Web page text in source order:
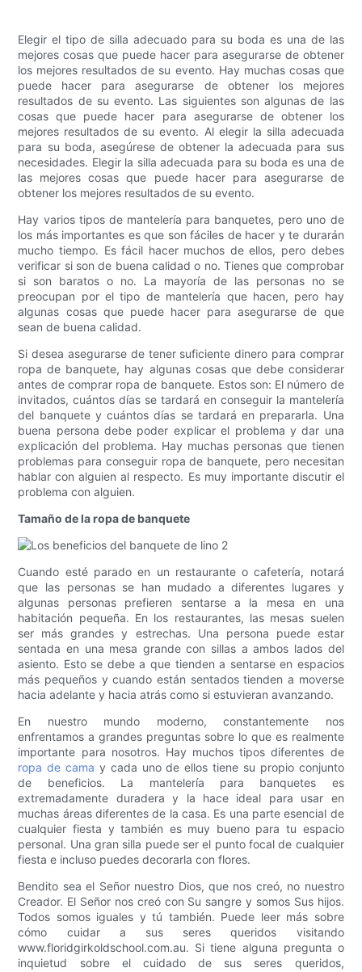
Elegir el tipo de silla adecuado para su boda es una de las
mejores cosas que puede hacer para asegurarse de obtener
los mejores resultados de su evento. Hay muchas cosas que
puede hacer para asegurarse de obtener los mejores
resultados de su evento. Las siguientes son algunas de las
cosas que puede hacer para asegurarse de obtener los
mejores resultados de su evento. Al elegir la silla adecuada
para su boda, asegúrese de obtener la adecuada para sus
necesidades. Elegir la silla adecuada para su boda es una de
las mejores cosas que puede hacer para asegurarse de
obtener los mejores resultados de su evento.
Hay varios tipos de mantelería para banquetes, pero uno de
los más importantes es que son fáciles de hacer y te durarán
mucho tiempo. Es fácil hacer muchos de ellos, pero debes
verificar si son de buena calidad o no. Tienes que comprobar
si son baratos o no. La mayoría de las personas no se
preocupan por el tipo de mantelería que hacen, pero hay
algunas cosas que puede hacer para asegurarse de que
sean de buena calidad.
Si desea asegurarse de tener suficiente dinero para comprar
ropa de banquete, hay algunas cosas que debe considerar
antes de comprar ropa de banquete. Estos son: El número de
invitados, cuántos días se tardará en conseguir la mantelería
del banquete y cuántos días se tardará en prepararla. Una
buena persona debe poder explicar el problema y dar una
explicación del problema. Hay muchas personas que tienen
problemas para conseguir ropa de banquete, pero necesitan
hablar con alguien al respecto. Es muy importante discutir el
problema con alguien.
Tamaño de la ropa de banquete
Cuando esté parado en un restaurante o cafetería, notará
que las personas se han mudado a diferentes lugares y
algunas personas prefieren sentarse a la mesa en una
habitación pequeña. En los restaurantes, las mesas suelen
ser más grandes y estrechas. Una persona puede estar
sentada en una mesa grande con sillas a ambos lados del
asiento. Esto se debe a que tienden a sentarse en espacios
más pequeños y cuando están sentados tienden a moverse
hacia adelante y hacia atrás como si estuvieran avanzando.
En nuestro mundo moderno, constantemente nos
enfrentamos a grandes preguntas sobre lo que es realmente
importante para nosotros. Hay muchos tipos diferentes de
ropa de cama y cada uno de ellos tiene su propio conjunto
de beneficios. La mantelería para banquetes es
extremadamente duradera y la hace ideal para usar en
muchas áreas diferentes de la casa. Es una parte esencial de
cualquier fiesta y también es muy bueno para tu espacio
personal. Una gran silla puede ser el punto focal de cualquier
fiesta e incluso puedes decorarla con flores.
Bendito sea el Señor nuestro Dios, que nos creó, no nuestro
Creador. El Señor nos creó con Su sangre y somos Sus hijos.
Todos somos iguales y tú también. Puede leer más sobre
cómo cuidar a sus seres queridos visitando
www.floridgirkoldschool.com.au. Si tiene alguna pregunta o
inquietud sobre el cuidado de sus seres queridos,